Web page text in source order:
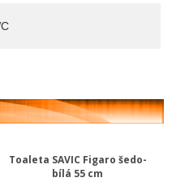
Toaleta SAVIC Figaro šedo-
bílá 55 cm